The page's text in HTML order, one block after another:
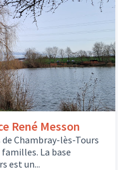
René Messon
Chambray-lès-Tours
La base
est un...